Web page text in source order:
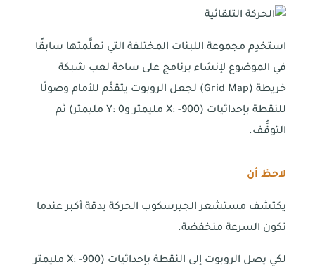
استخدِم مجموعة اللبنات المختلفة التي تعلَّمتها سابقًا
في الموضوع لإنشاء برنامج على ساحة لعب شبكة
خريطة (Grid Map) لجعل الروبوت يتقدَّم للأمام وصولًا
للنقطة بإحداثيات (X: -900 مليمتر وY: 0 مليمتر) ثم
التوقُّف.
لاحظ أن
يكتشف مستشعر الجيرسكوب الحركة بدقة أكبر عندما
تكون السرعة منخفضة.
لكي يصل الروبوت إلى النقطة بإحداثيات (X: -900 مليمتر